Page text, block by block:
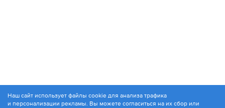
© 1994-2026. ЗАО «Контакт Плюс»
Наш сайт использует файлы cookie для анализа трафика
и персонализации рекламы. Вы можете согласиться на их сбор или